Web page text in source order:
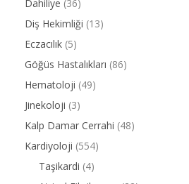
Dahiliye (36)
Diş Hekimliği (13)
Eczacılık (5)
Göğüs Hastalıkları (86)
Hematoloji (49)
Jinekoloji (3)
Kalp Damar Cerrahi (48)
Kardiyoloji (554)
Taşikardi (4)